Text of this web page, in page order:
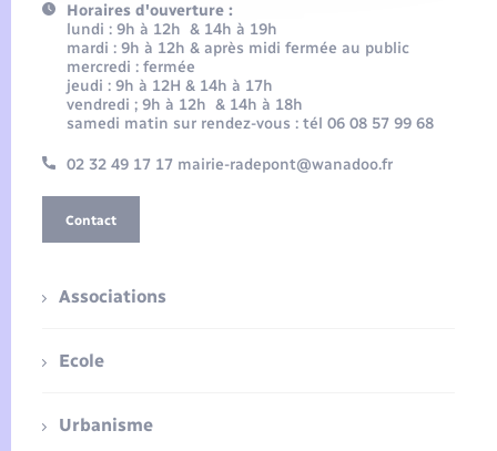
Horaires d'ouverture :
lundi : 9h à 12h & 14h à 19h
mardi : 9h à 12h & après midi fermée au public
mercredi : fermée
jeudi : 9h à 12H & 14h à 17h
vendredi ; 9h à 12h & 14h à 18h
samedi matin sur rendez-vous : tél 06 08 57 99 68
02 32 49 17 17 mairie-radepont@wanadoo.fr
Contact
Associations
Ecole
Urbanisme